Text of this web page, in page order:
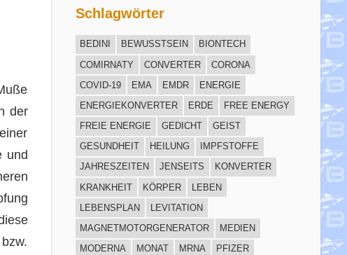
der
und
Schlagwörter
BEDINI BEWUSSTSEIN
BIONTECH
COMIRNATY
CONVERTER
CORONA
COVID-19
EMA EMDR
ENERGIE
ENERGIEKONVERTER
ERDE
FREE ENERGY
FREIE ENERGIE
GEDICHT
GEIST
GESUNDHEIT
HEILUNG
IMPFSTOFFE
JAHRESZEITEN
JENSEITS
KONVERTER
KRANKHEIT
KÖRPER
LEBEN
LEBENSPLAN
LEVITATION
MAGNETMOTORGENERATOR
MEDIEN
MODERNA
MONAT MRNA
PFIZER